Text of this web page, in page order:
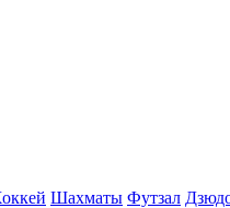
Шахматы Футзал